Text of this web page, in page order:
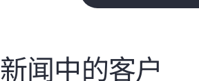
新闻中的客户